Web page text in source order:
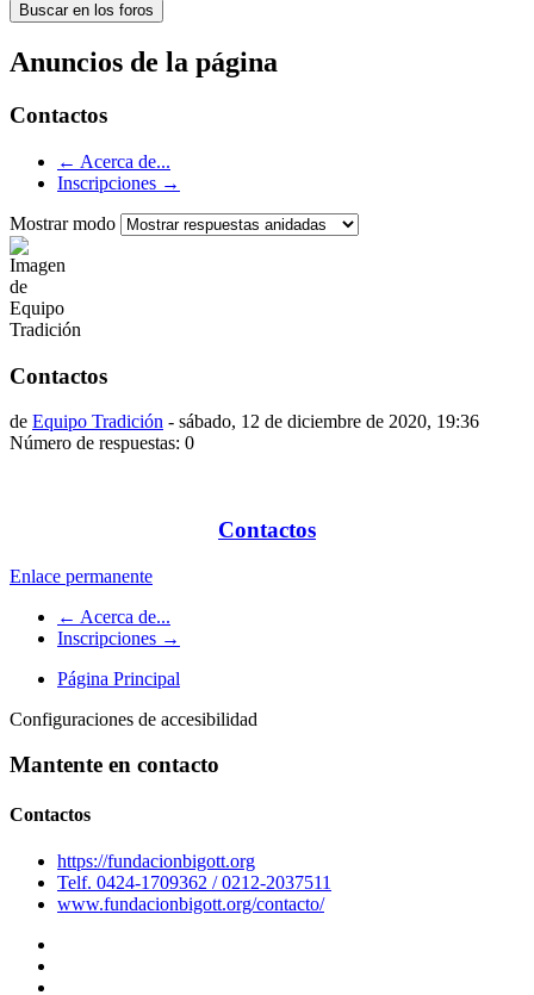
Buscar en los foros
Anuncios de la página
Contactos
← Acerca de...
Inscripciones →
Mostrar modo
Contactos
de Equipo Tradición - sábado, 12 de diciembre de 2020, 19:36
Número de respuestas: 0
Contactos
Enlace permanente
← Acerca de...
Inscripciones →
Página Principal
Configuraciones de accesibilidad
Mantente en contacto
Contactos
https://fundacionbigott.org
Telf. 0424-1709362 / 0212-2037511
www.fundacionbigott.org/contacto/